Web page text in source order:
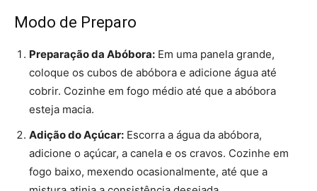
Modo de Preparo
Preparação da Abóbora: Em uma panela grande,
coloque os cubos de abóbora e adicione água até
cobrir. Cozinhe em fogo médio até que a abóbora
esteja macia.
Adição do Açúcar: Escorra a água da abóbora,
adicione o açúcar, a canela e os cravos. Cozinhe em
fogo baixo, mexendo ocasionalmente, até que a